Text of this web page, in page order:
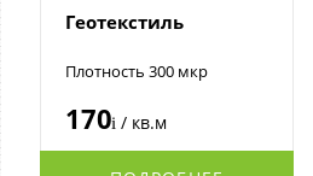
Геотекстиль
Плотность 300 мкр
170i/ кв.м